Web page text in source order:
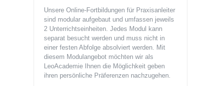
Unsere Online-Fortbildungen für Praxisanleiter
sind modular aufgebaut und umfassen jeweils
2 Unterrichtseinheiten. Jedes Modul kann
separat besucht werden und muss nicht in
einer festen Abfolge absolviert werden. Mit
diesem Modulangebot möchten wir als
LeoAcademie Ihnen die Möglichkeit geben
ihren persönliche Präferenzen nachzugehen.